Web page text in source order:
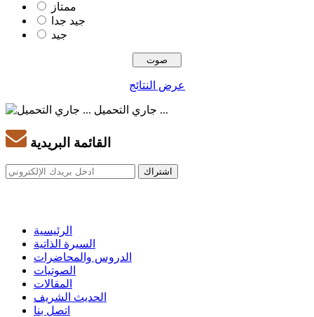
ممتاز
جيد جدا
جيد
عرض النتائج
جاري التحميل ...
القائمة البريدية
الرئيسية
السيرة الذاتية
الدروس والمحاضرات
الصوتيات
المقالات
الحديث الشريف
اتصل بنا